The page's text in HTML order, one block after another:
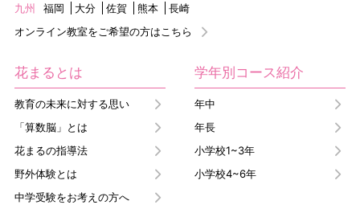
九州
福岡 大分 佐賀 熊本
長崎
オンライン教室をご希望の方はこちら
花まるとは
教育の未来に対する思い
「算数脳」とは
花まるの指導法
野外体験とは
中学受験をお考えの方へ
学年別コース紹介
年中
年長
小学校1~3年
小学校4~6年